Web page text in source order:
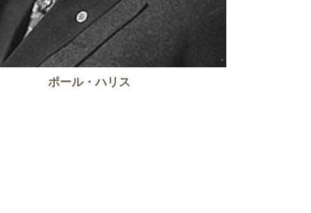
ポール・ハリス